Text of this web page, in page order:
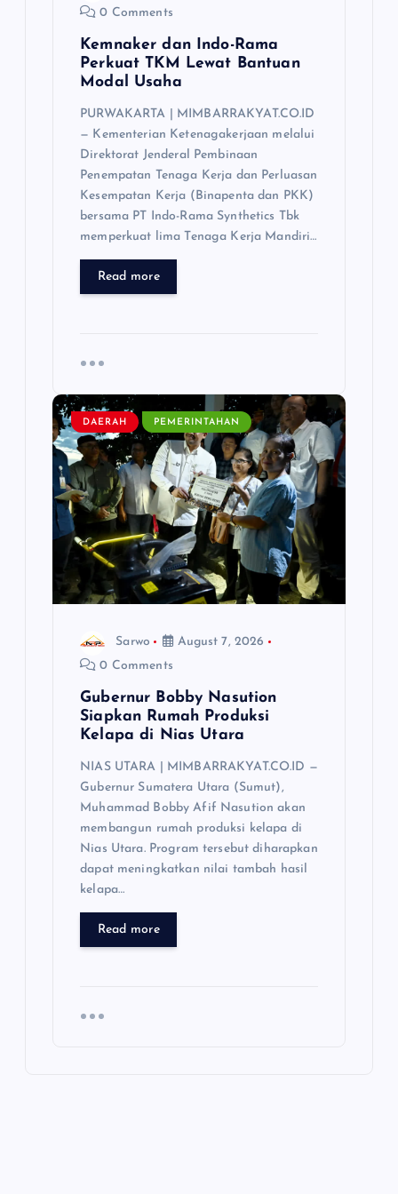
0 Comments
Kemnaker dan Indo-Rama
Perkuat TKM Lewat Bantuan
Modal Usaha
PURWAKARTA | MIMBARRAKYAT.CO.ID
— Kementerian Ketenagakerjaan melalui
Direktorat Jenderal Pembinaan
Penempatan Tenaga Kerja dan Perluasan
Kesempatan Kerja (Binapenta dan PKK)
bersama PT Indo-Rama Synthetics Tbk
memperkuat lima Tenaga Kerja Mandiri…
Read more
DAERAH PEMERINTAHAN
Sarwo
August 7, 2026
0 Comments
Gubernur Bobby Nasution
Siapkan Rumah Produksi
Kelapa di Nias Utara
NIAS UTARA | MIMBARRAKYAT.CO.ID —
Gubernur Sumatera Utara (Sumut),
Muhammad Bobby Afif Nasution akan
membangun rumah produksi kelapa di
Nias Utara. Program tersebut diharapkan
dapat meningkatkan nilai tambah hasil
kelapa…
Read more